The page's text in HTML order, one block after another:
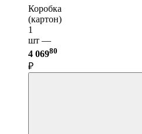
Коробка
(картон)
1
шт —
4 06980
₽